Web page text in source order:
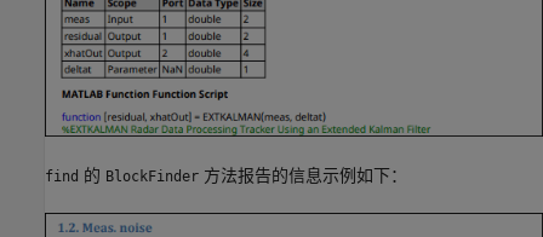
find 的 BlockFinder 方法报告的信息示例如下：